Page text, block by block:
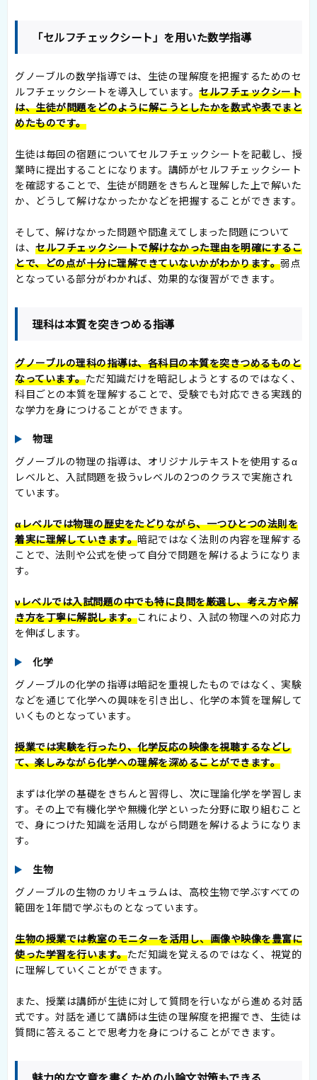
「セルフチェックシート」を用いた数学指導
グノーブルの数学指導では、生徒の理解度を把握するためのセ
ルフチェックシートを導入しています。 セルフチェックシート
は、生徒が問題をどのように解こうとしたかを数式や表でまと
めたものです。
生徒は毎回の宿題についてセルフチェックシートを記載し、授
業時に提出することになります。講師がセルフチェックシート
を確認することで、生徒が問題をきちんと理解した上で解いた
か、どうして解けなかったかなどを把握することができます。
そして、解けなかった問題や間違えてしまった問題について
は、 セルフチェックシートで解けなかった理由を明確にするこ
とで、どの点が十分に理解できていないかがわかります。弱点
となっている部分がわかれば、効果的な復習ができます。
理科は本質を突きつめる指導
グノーブルの理科の指導は、各科目の本質を突きつめるものと
なっています。ただ知識だけを暗記しようとするのではなく、
科目ごとの本質を理解することで、受験でも対応できる実践的
な学力を身につけることができます。
物理
グノーブルの物理の指導は、オリジナルテキストを使用するα
レベルと、入試問題を扱うνレベルの2つのクラスで実施され
ています。
αレベルでは物理の歴史をたどりながら、一つひとつの法則を
着実に理解していきます。暗記ではなく法則の内容を理解する
ことで、法則や公式を使って自分で問題を解けるようになりま
す。
νレベルでは入試問題の中でも特に良問を厳選し、考え方や解
き方を丁寧に解説します。これにより、入試の物理への対応力
を伸ばします。
化学
グノーブルの化学の指導は暗記を重視したものではなく、実験
などを通じて化学への興味を引き出し、化学の本質を理解して
いくものとなっています。
授業では実験を行ったり、化学反応の映像を視聴するなどし
て、楽しみながら化学への理解を深めることができます。
まずは化学の基礎をきちんと習得し、次に理論化学を学習しま
す。その上で有機化学や無機化学といった分野に取り組むこと
で、身につけた知識を活用しながら問題を解けるようになりま
す。
生物
グノーブルの生物のカリキュラムは、高校生物で学ぶすべての
範囲を1年間で学ぶものとなっています。
生物の授業では教室のモニターを活用し、画像や映像を豊富に
使った学習を行います。ただ知識を覚えるのではなく、視覚的
に理解していくことができます。
また、授業は講師が生徒に対して質問を行いながら進める対話
式です。対話を通じて講師は生徒の理解度を把握でき、生徒は
質問に答えることで思考力を身につけることができます。